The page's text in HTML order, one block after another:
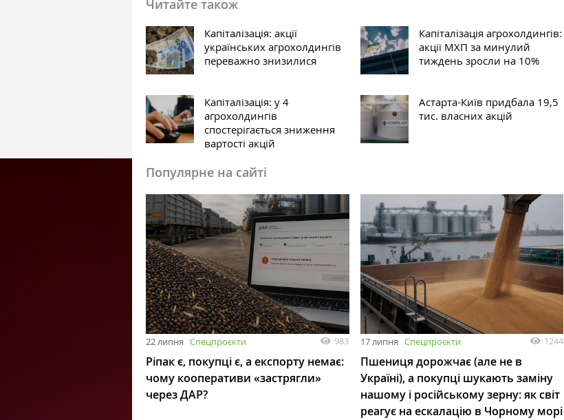
Читайте також
Капіталізація: акції
українських агрохолдингів
переважно знизилися
Капіталізація агрохолдингів:
акції МХП за минулий
тиждень зросли на 10%
Капіталізація: у 4
агрохолдингів
спостерігається зниження
вартості акцій
Астарта-Київ придбала 19,5
тис. власних акцій
Популярне на сайті
22 липня Спецпроєкти 983
Ріпак є, покупці є, а експорту немає:
чому кооперативи «застрягли»
через ДАР?
17 липня Спецпроєкти 1244
Пшениця дорожчає (але не в
Україні), а покупці шукають заміну
нашому і російському зерну: як світ
реагує на ескалацію в Чорному морі